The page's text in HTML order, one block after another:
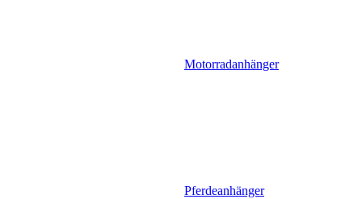
Motorradanhänger
Pferdeanhänger